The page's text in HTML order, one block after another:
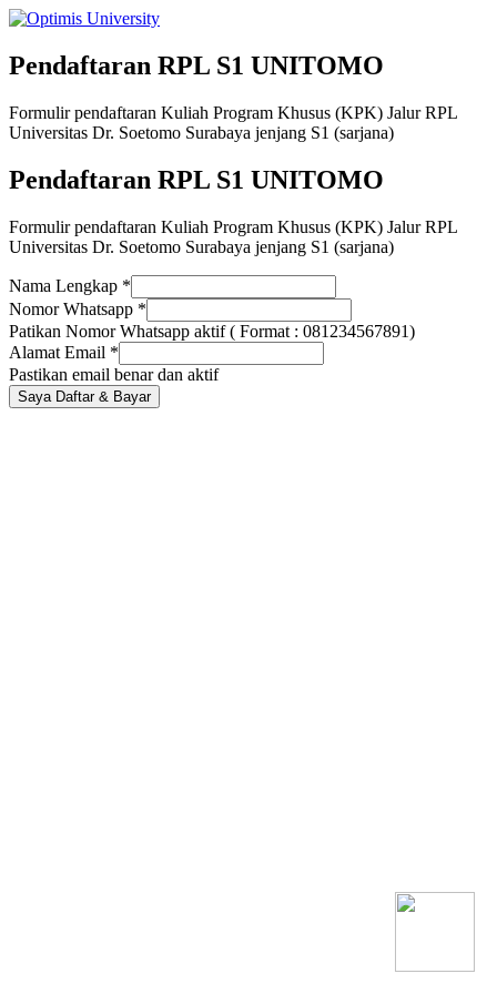
Pendaftaran RPL S1 UNITOMO
Formulir pendaftaran Kuliah Program Khusus (KPK) Jalur RPL
Universitas Dr. Soetomo Surabaya jenjang S1 (sarjana)
Pendaftaran RPL S1 UNITOMO
Formulir pendaftaran Kuliah Program Khusus (KPK) Jalur RPL
Universitas Dr. Soetomo Surabaya jenjang S1 (sarjana)
Nama Lengkap *
Nomor Whatsapp *
Patikan Nomor Whatsapp aktif ( Format : 081234567891)
Alamat Email *
Pastikan email benar dan aktif
Saya Daftar & Bayar